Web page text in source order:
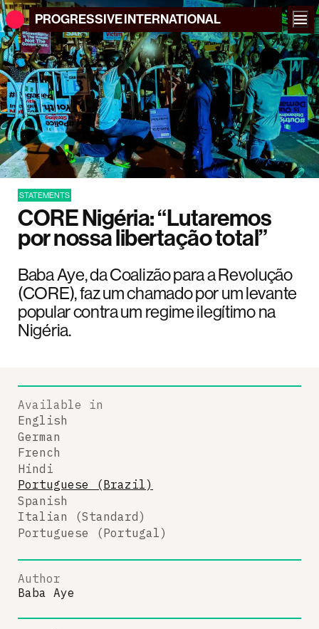
PROGRESSIVEINTERNATIONAL
STATEMENTS
CORE Nigéria: “Lutaremos
por nossa libertação total”
Baba Aye, da Coalizão para a Revolução
(CORE), faz um chamado por um levante
popular contra um regime ilegítimo na
Nigéria.
Available in
English
German
French
Hindi
Portuguese (Brazil)
Spanish
Italian (Standard)
Portuguese (Portugal)
Author
Baba Aye